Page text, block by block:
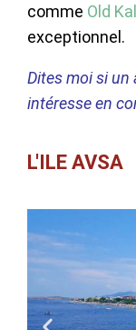
comme Old
exceptionnel.
Dites moi si un
intéresse en
L'ILE AVSA